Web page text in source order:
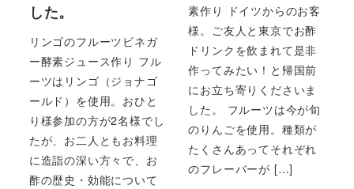
した。
リンゴのフルーツビネガ
ー酵素ジュース作り フル
ーツはリンゴ（ジョナゴ
ールド）を使用。おひと
り様参加の方が2名様でし
たが、お二人ともお料理
に造詣の深い方々で、お
酢の歴史・効能について
素作り ドイツからのお客
様。ご友人と東京でお酢
ドリンクを飲まれて是非
作ってみたい！と帰国前
にお立ち寄りくださいま
した。 フルーツは今が旬
のりんごを使用。種類が
たくさんあってそれぞれ
のフレーバーが […]